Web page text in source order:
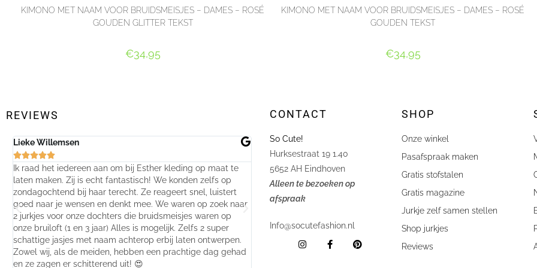
KIMONO MET NAAM VOOR BRUIDSMEISJES – DAMES – ROSÉ
GOUDEN GLITTER TEKST
€34,95
KIMONO MET NAAM VOOR BRUIDSMEISJES – DAMES – ROSÉ
GOUDEN TEKST
€34,95
REVIEWS
Lieke Willemsen

Ik raad het iedereen aan om bij Esther kleding op maat te
laten maken. Zij is echt fantastisch! We konden zelfs op
zondagochtend bij haar terecht. Ze reageert snel, luistert
goed naar je wensen en denkt mee. We waren op zoek naar
2 jurkjes voor onze dochters die bruidsmeisjes waren op
onze bruiloft (1 en 3 jaar) Alles is mogelijk. Zelfs 2 super
schattige jasjes met naam achterop erbij laten ontwerpen.
Zowel wij, als de meiden, hebben een prachtige dag gehad
en ze zagen er schitterend uit! 😍
Evelien Kraayvanger

Wij hebben bij So Cute! de jurken van onze dochters laten
maken voor onze bruiloft. Esther was erg vriendelijk en
behulpzaam bij het uitkiezen/ontwerpen van de jurken en de
jurken zijn precies naar wens van ons en onze dochters
gemaakt en alles keurig volgens afspraak. Jurken zijn van
mooie kwaliteit en heel netjes afgewerkt. Onze meiden
straalden in hun mooie jurken van So Cute! en kregen veel
complimentjes over hun jurken.
Stephanie
en wens
CONTACT
So Cute!
Hurksestraat 19 1.40
5652 AH Eindhoven
Alleen te bezoeken op
afspraak
Info@socutefashion.nl
SHOP
Onze winkel
Pasafspraak maken
Gratis stofstalen
Gratis magazine
Jurkje zelf samen stellen
Shop jurkjes
Reviews